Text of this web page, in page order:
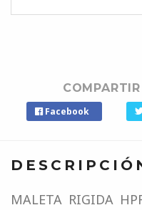
Facebook
MALETA RIGIDA